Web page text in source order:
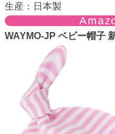
生産：日本製
WAYMO-JP ベビー帽子